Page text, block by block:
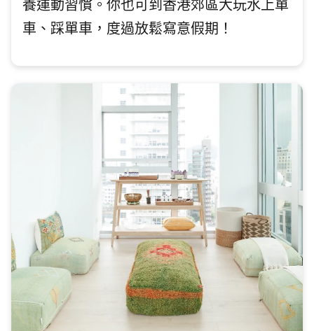
養運動習慣。你也可到香港郊區大玩水上單
車、踩單車，度過放鬆寫意假期！